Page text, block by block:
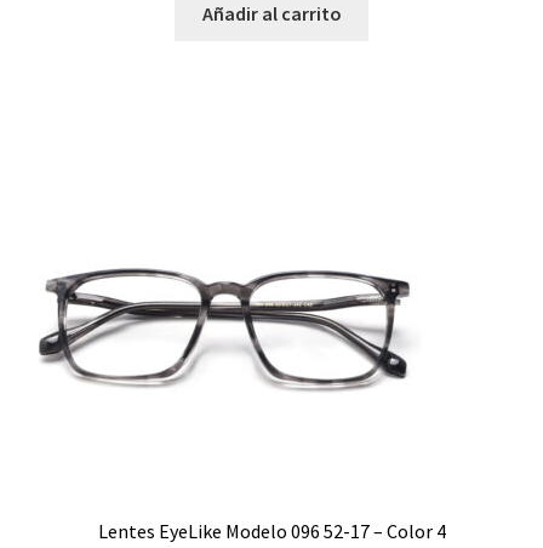
Añadir al carrito
Lentes EyeLike Modelo 096 52-17 – Color 4